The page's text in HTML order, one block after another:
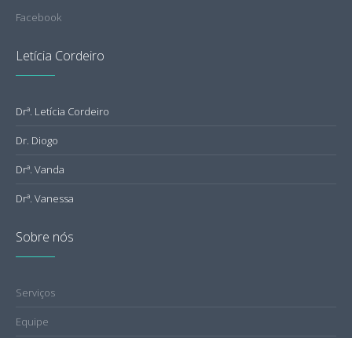
Facebook
Letícia Cordeiro
Drª. Letícia Cordeiro
Dr. Diogo
Drª. Vanda
Drª. Vanessa
Sobre nós
Serviços
Equipe